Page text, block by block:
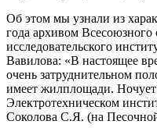
Об этом мы узнали из
года архивом
исследовательского
Вавилова: «В настоящее
очень затруднительном
имеет жилплощади.
Электротехническом
Соколова С.Я. (на